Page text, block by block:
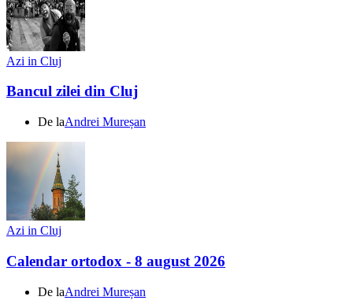
Azi in Cluj
Bancul zilei din Cluj
De laAndrei Mureșan
Azi in Cluj
Calendar ortodox - 8 august 2026
De laAndrei Mureșan